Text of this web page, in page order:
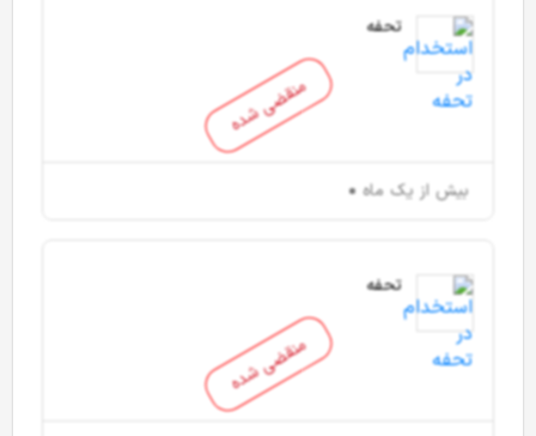
منقضی شده
تحفه
بیش از یک ماه
منقضی شده
تحفه